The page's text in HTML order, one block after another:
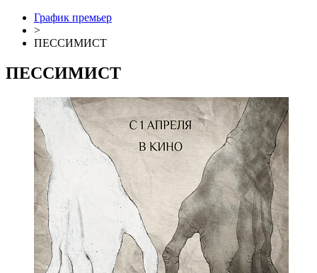
График премьер
>
ПЕССИМИСТ
ПЕССИМИСТ